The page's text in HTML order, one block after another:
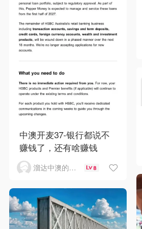
中澳开麦37-银行都说不
赚钱了，还有啥赚钱
溜达中澳的王公子 8